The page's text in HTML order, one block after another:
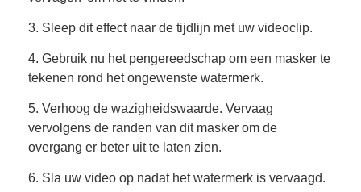
3. Sleep dit effect naar de tijdlijn met uw videoclip.
4. Gebruik nu het pengereedschap om een masker te
tekenen rond het ongewenste watermerk.
5. Verhoog de wazigheidswaarde. Vervaag
vervolgens de randen van dit masker om de
overgang er beter uit te laten zien.
6. Sla uw video op nadat het watermerk is vervaagd.